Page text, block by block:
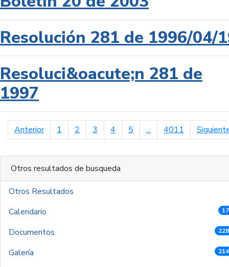
Resolución 281 de 1996/04/
Resoluci&oacute;n 281 de
1997
Anteriorpágina anterior
1 2 3 4 5 ... 4011
Otros resultados de busqueda
Otros Resultados
Calendario
Documentos
Galería